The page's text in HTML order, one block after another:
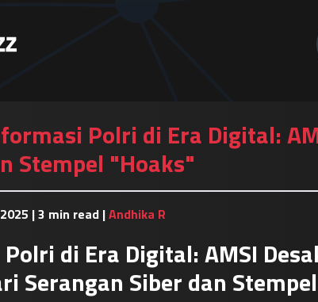
Polri di Era Digital:
Stempel "Hoaks"
|3 min read |Andhika R
di Era Digital: AMSI
Serangan Siber dan